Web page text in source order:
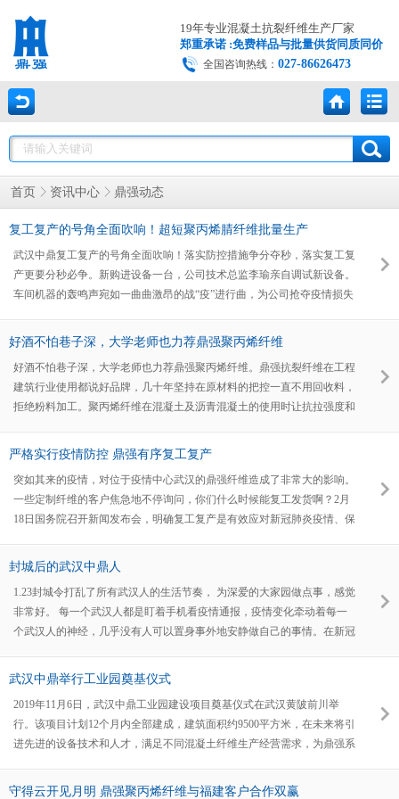
19年专业混凝土抗裂纤维生产厂家
郑重承诺 :免费样品与批量供货同质同价
全国咨询热线：027-86626473
首页 资讯中心 鼎强动态
复工复产的号角全面吹响！超短聚丙烯腈纤维批量生产
武汉中鼎复工复产的号角全面吹响！落实防控措施争分夺秒，落实复工复
产更要分秒必争。新购进设备一台，公司技术总监李瑜亲自调试新设备。
车间机器的轰鸣声宛如一曲曲激昂的战“疫”进行曲，为公司抢夺疫情损失
造成的经济损失，发展定制纤维就是夺取胜利的法宝。 超短聚丙烯腈纤
好酒不怕巷子深，大学老师也力荐鼎强聚丙烯纤维
好酒不怕巷子深，大学老师也力荐鼎强聚丙烯纤维。鼎强抗裂纤维在工程
建筑行业使用都说好品牌，几十年坚持在原材料的把控一直不用回收料，
拒绝粉料加工。聚丙烯纤维在混凝土及沥青混凝土的使用时让抗拉强度和
严格实行疫情防控 鼎强有序复工复产
突如其来的疫情，对位于疫情中心武汉的鼎强纤维造成了非常大的影响。
一些定制纤维的客户焦急地不停询问，你们什么时候能复工发货啊？2月
18日国务院召开新闻发布会，明确复工复产是有效应对新冠肺炎疫情、保
购了一台新设备。低于3mm的定制聚丙烯纤维是公司目前老客户最需要的
抓生产，把疫情造成的损失降到最低，确保实现公司2020年的销售目标。
封城后的武汉中鼎人
1.23封城令打乱了所有武汉人的生活节奏， 为深爱的大家园做点事，感觉
非常好。 每一个武汉人都是盯着手机看疫情通报，疫情变化牵动着每一
个武汉人的神经，几乎没有人可以置身事外地安静做自己的事情。在新冠
转，在微信群里寻找资源，帮助社区，帮助福利院，帮助医院，帮助援汉
居委会----百步亭康和社区；买84消毒液1吨，100L酒精，2个电动喷壶捐
给黄陂前川街道；开车送捐赠物资到武汉市一医院重症室，到黄陂建设
局、前川派出所等单位。 武汉中鼎的刘曦也是积极投身社区服务中，成
为多个团购群主，帮住户配送的物资种类几乎涵盖了生活的方方面面。每
批货物到达时间不一致，刘曦每天忙个不停的，有时守着物资等居民前来
武汉中鼎举行工业园奠基仪式
2019年11月6日，武汉中鼎工业园建设项目奠基仪式在武汉黄陂前川举
行。该项目计划12个月内全部建成，建筑面积约9500平方米，在未来将引
进先进的设备技术和人才，满足不同混凝土纤维生产经营需求，为鼎强系
全力打造为华中地区一流工程纤维生产基地。 来自湖北省直机关胡合宇
守得云开见月明 鼎强聚丙烯纤维与福建客户合作双赢